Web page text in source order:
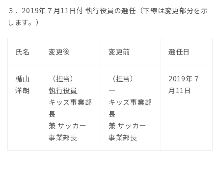
３．2019年７月11日付 執行役員の選任（下線は変更部分を示
します。）
氏名 変更後 変更前 選任日
楯山
洋朗
（担当）
執行役員
キッズ事業部
長
兼 サッカー
事業部長
（担当）
―
キッズ事業部
長
兼 サッカー
事業部長
2019年７
月11日